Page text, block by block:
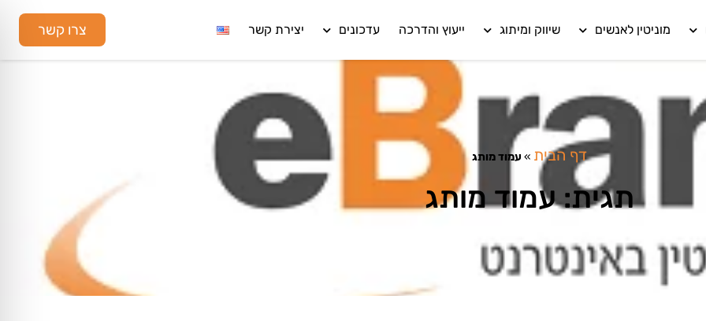
מוניטין לאנשים שיווק ומיתוג ייעוץ והדרכה עדכונים יצירת קשר צרו קשר
דף הבית » עמוד מותג
תגית: עמוד מותג